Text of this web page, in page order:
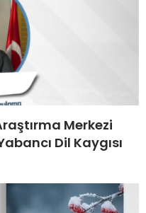
Merkezi
Dil Kaygısı